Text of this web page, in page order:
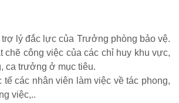
lý đắc lực của Trưởng phòng bảo vệ.
chẽ công việc của các chỉ huy khu vực,
ca trưởng ở mục tiêu.
tế các nhân viên làm việc về tác phong,
việc,..